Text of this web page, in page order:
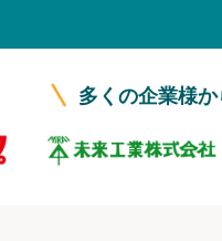
ログイン
多くの企業様か